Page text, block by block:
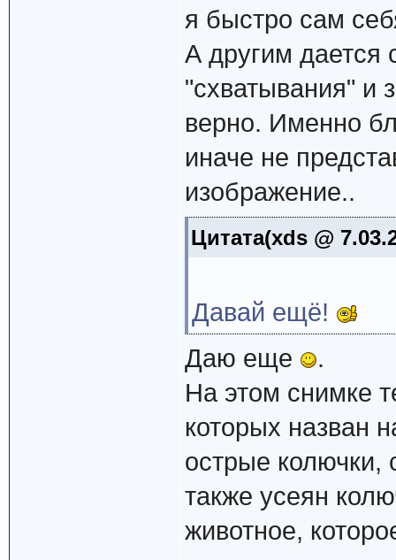
я быстро сам
А другим
"схватывания" и
верно. Именно
иначе не
изображение..
Цитата(xds @
Давай ещё!
Даю еще
.
На этом снимке
которых назван
острые колючки,
также усеян
животное,